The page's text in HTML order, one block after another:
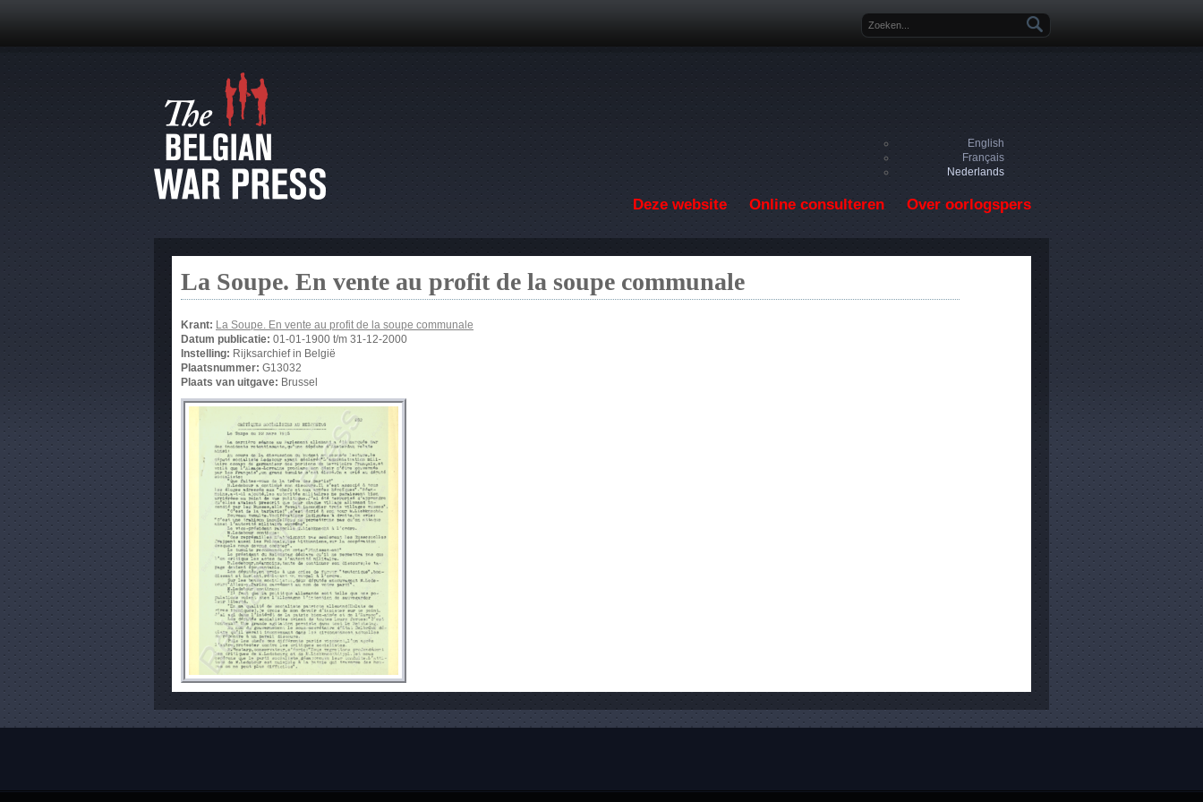
Zoekveld
English
Français
Nederlands
Deze website Online consulteren Over oorlogspers
La Soupe. En vente au profit de la soupe communale
Krant: La Soupe. En vente au profit de la soupe communale
Datum publicatie: 01-01-1900 t/m 31-12-2000
Instelling: Rijksarchief in België
Plaatsnummer: G13032
Plaats van uitgave: Brussel